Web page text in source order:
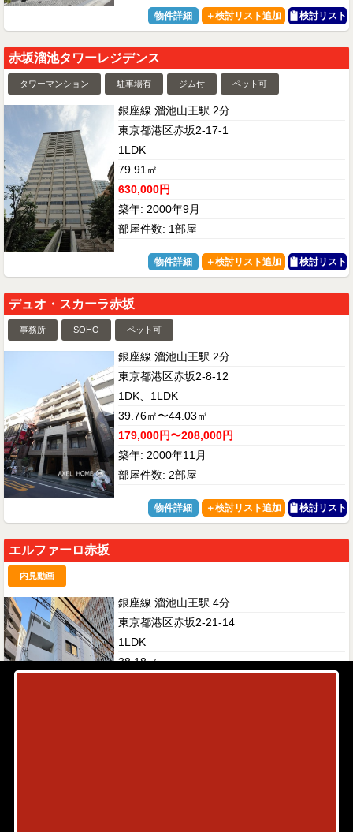
物件詳細 検討リスト
赤坂溜池タワーレジデンス
タワーマンション 駐車場有 ジム付 ペット可
銀座線 溜池山王駅 2分
東京都港区赤坂2-17-1
1LDK
79.91㎡
630,000円
築年: 2000年9月
部屋件数: 1部屋
物件詳細 検討リスト
デュオ・スカーラ赤坂
事務所 SOHO ペット可
銀座線 溜池山王駅 2分
東京都港区赤坂2-8-12
1DK、1LDK
39.76㎡〜44.03㎡
179,000円〜208,000円
築年: 2000年11月
部屋件数: 2部屋
物件詳細 検討リスト
エルファーロ赤坂
内見動画
銀座線 溜池山王駅 4分
東京都港区赤坂2-21-14
1LDK
38.18㎡